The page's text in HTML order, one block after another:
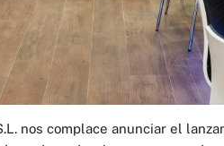
nos complace anunciar el